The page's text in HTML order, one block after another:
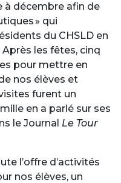
à décembre afin de
» qui
du CHSLD en
Après les fêtes, cinq
pour mettre en
nos élèves et
furent un
en a parlé sur ses
le Journal Le Tour
l’offre d’activités
nos élèves, un